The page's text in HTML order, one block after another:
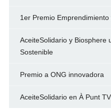
1er Premio
AceiteSolidario y Biosphere
Sostenible
Premio a ONG innovadora
AceiteSolidario en À Punt TV